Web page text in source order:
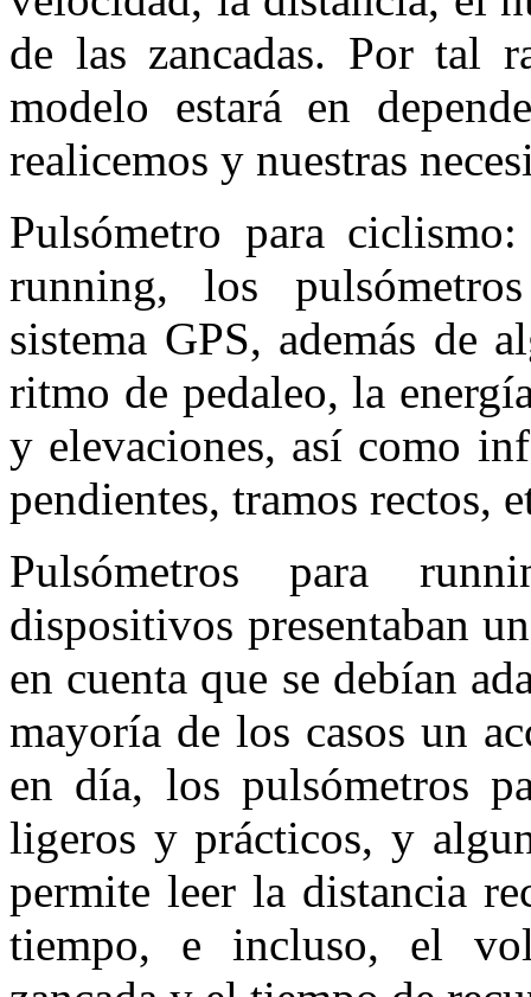
de las zancadas. Por tal
modelo estará en
realicemos y nuestras
Pulsómetro para
running, los
sistema GPS, además de
ritmo de pedaleo, la
y elevaciones, así como
pendientes, tramos rectos,
Pulsómetros para
dispositivos presentaban
en cuenta que se debían
mayoría de los casos un
en día, los pulsómetros
ligeros y prácticos, y
permite leer la distancia
tiempo, e incluso, el